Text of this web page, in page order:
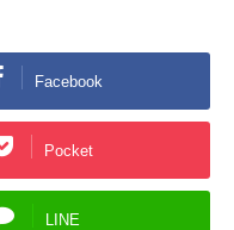
Facebook
Pocket
LINE